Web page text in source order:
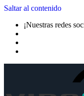
Saltar al contenido
¡Nuestras redes